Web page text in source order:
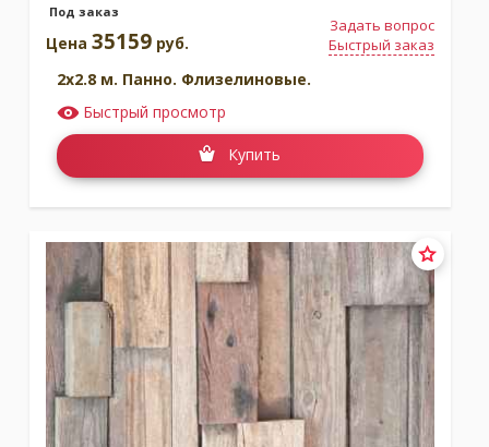
Под заказ
Задать вопрос
Быстрый заказ
Цена 35159 руб.
2x2.8 м. Панно. Флизелиновые.
Быстрый просмотр
Купить